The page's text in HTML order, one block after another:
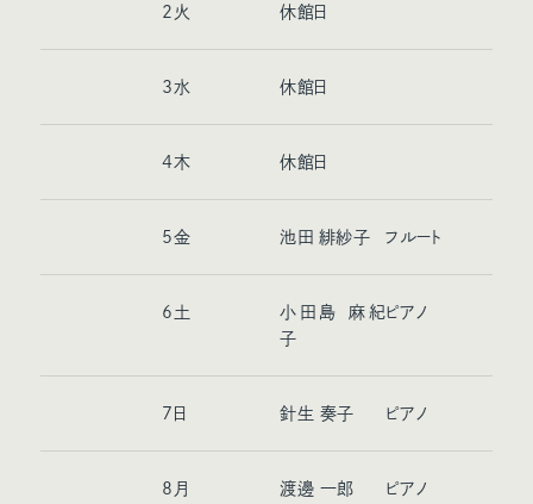
2 火 休館日
3水 休館日
4木 休館日
5金 池田 緋紗子 フルート
6 土
小田島 麻紀
子
ピアノ
7 日 針生 奏子 ピアノ
8 月 渡邊 一郎 ピアノ